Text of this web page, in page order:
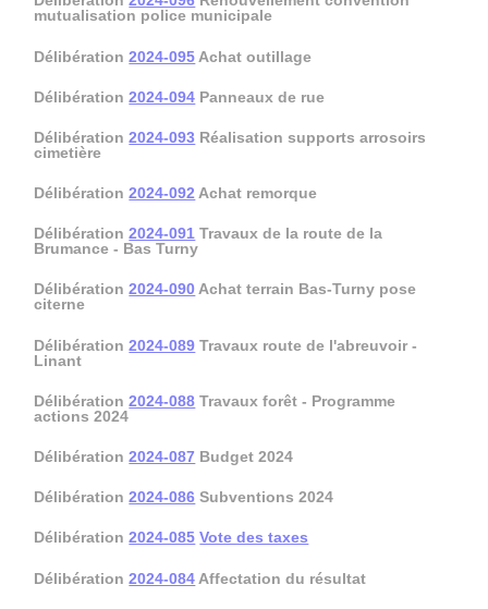
mutualisation police municipale
Délibération2024-095 Achat outillage
Délibération2024-094 Panneaux de rue
Délibération2024-093 Réalisation supports arrosoirs
cimetière
Délibération2024-092 Achat remorque
Délibération2024-091 Travaux de la route de la
Brumance - Bas Turny
Délibération2024-090 Achat terrain Bas-Turny pose
citerne
Délibération2024-089 Travaux route de l'abreuvoir -
Linant
Délibération2024-088 Travaux forêt - Programme
actions 2024
Délibération2024-087 Budget 2024
Délibération2024-086 Subventions 2024
Délibération2024-085 Vote des taxes
Délibération2024-084 Affectation du résultat